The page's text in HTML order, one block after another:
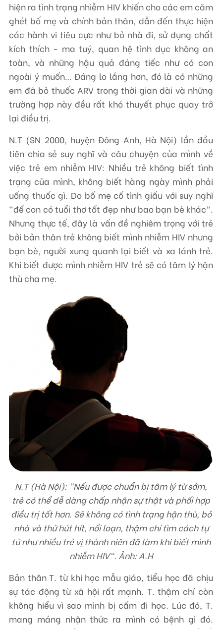
hiện ra tình trạng nhiễm HIV khiến cho các em căm
ghét bố mẹ và chính bản thân, dẫn đến thực hiện
các hành vi tiêu cực như bỏ nhà đi, sử dụng chất
kích thích - ma tuý, quan hệ tình dục không an
toàn, và những hậu quả đáng tiếc như có con
ngoài ý muốn… Đáng lo lắng hơn, đó là có những
em đã bỏ thuốc ARV trong thời gian dài và những
trường hợp này đều rất khó thuyết phục quay trở
lại điều trị.
N.T (SN 2000, huyện Đông Anh, Hà Nội) lần đầu
tiên chia sẻ suy nghĩ và câu chuyện của mình về
việc trẻ em nhiễm HIV: Nhiều trẻ không biết tình
trạng của mình, không biết hàng ngày mình phải
uống thuốc gì. Do bố mẹ cố tình giấu với suy nghĩ
“để con có tuổi thơ tốt đẹp như bao bạn bè khác”.
Nhưng thực tế, đây là vấn đề nghiêm trọng với trẻ
bởi bản thân trẻ không biết mình nhiễm HIV nhưng
bạn bè, người xung quanh lại biết và xa lánh trẻ.
Khi biết được mình nhiễm HIV trẻ sẽ có tâm lý hận
thù cha mẹ.
N.T (Hà Nội): "Nếu được chuẩn bị tâm lý từ sớm,
trẻ có thể dễ dàng chấp nhận sự thật và phối hợp
điều trị tốt hơn. Sẽ không có tình trạng hận thù, bỏ
nhà và thử hút hít, nổi loạn, thậm chí tìm cách tự
tử như nhiều trẻ vị thành niên đã làm khi biết mình
nhiễm HIV". Ảnh: A.H
Bản thân T. từ khi học mẫu giáo, tiểu học đã chịu
sự tác động từ xã hội rất mạnh. T. thậm chí còn
không hiểu vì sao mình bị cấm đi học. Lúc đó, T.
mang máng nhận thức ra mình có bệnh gì đó.